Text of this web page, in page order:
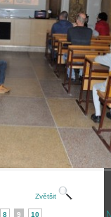
Zvětšit
8 9 10